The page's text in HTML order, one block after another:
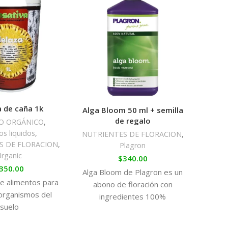
1 litro de agua. Riegue las plantas con esta
de caña 1k
ORGÁNICO,
liquidos,
DE FLORACION,
alimentos para
del
suelo
Alga Bloom 50 ml + semilla
de regalo
NUTRIENTES DE FLORACION,
Plagron
$340.00
Alga Bloom de Plagron es un
abono de floración con
ingredientes 100%